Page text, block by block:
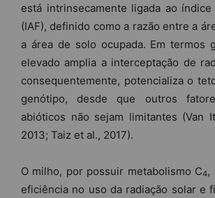
está intrinsecamente ligada ao
(IAF), definido como a razão entre a
a área de solo ocupada. Em termos
elevado amplia a interceptação de
consequentemente, potencializa o
genótipo, desde que outros
abióticos não sejam limitantes (Van
2013; Taiz et al., 2017).
O milho, por possuir metabolismo C4,
eficiência no uso da radiação solar e